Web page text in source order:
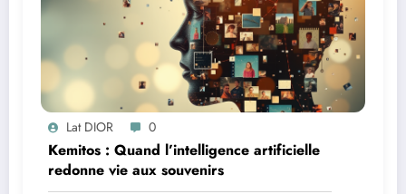
Lat DIOR 0
Kemitos : Quand l’intelligence artificielle
redonne vie aux souvenirs